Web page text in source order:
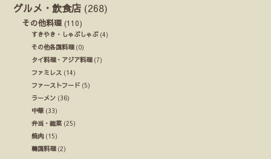
グルメ・飲食店 (268)
その他料理 (110)
すきやき・しゃぶしゃぶ(4)
その他各国料理(0)
タイ料理・アジア料理(7)
ファミレス (14)
ファーストフード (5)
ラーメン (36)
中華(33)
弁当・総菜 (25)
焼肉 (15)
韓国料理(2)